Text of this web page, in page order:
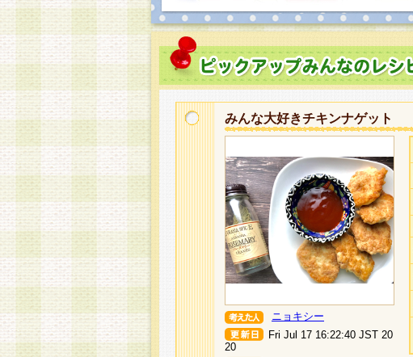
みんな大好きチキンナゲット
ニョキシー
Fri Jul 17 16:22:40 JST 20
20